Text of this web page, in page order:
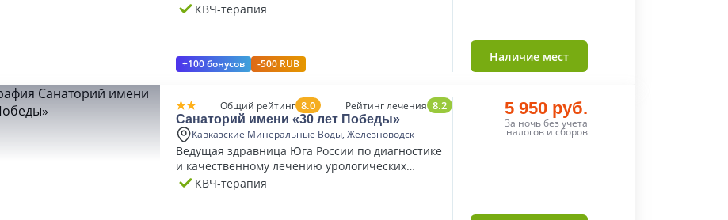
КВЧ-терапия
+100 бонусов -500 RUB Наличие мест
Общий рейтинг 8.0 Рейтинг лечения 8.2
Санаторий имени «30 лет Победы»
Кавказские Минеральные Воды, Железноводск
Ведущая здравница Юга России по диагностике
и качественному лечению урологических
заболеваний.
КВЧ-терапия
5 950 руб.
За ночь без учета
налогов и сборов